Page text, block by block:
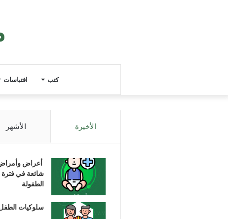
كتب اقتباسات
الأخيرة الأشهر
أعراض
شائعة في فترة
الطفولة
سلوكيات